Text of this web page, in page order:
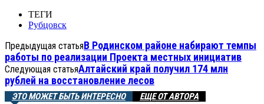
ТЕГИ
Рубцовск
Предыдущая статьяВ Родинском районе набирают темпы
работы по реализации Проекта местных инициатив
Следующая статьяАлтайский край получил 174 млн
рублей на восстановление лесов
ЭТО МОЖЕТ БЫТЬ ИНТЕРЕСНО ЕЩЕ ОТ АВТОРА